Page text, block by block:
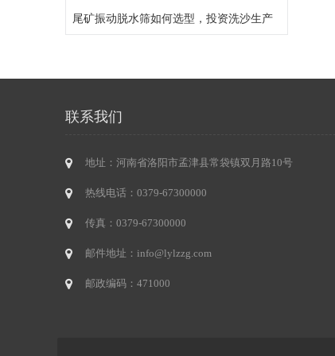
尾矿振动脱水筛如何选型，投资洗沙生产
联系我们
地址：河南省洛阳市孟津县常袋镇双月路10号
热线电话：0379-67300000
传真：0379-67300000
邮件地址：info@lylzzg.com
邮政编码：471000